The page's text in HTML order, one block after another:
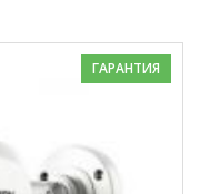
ГАРАНТИЯ